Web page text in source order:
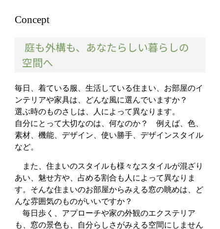
Concept
庭も外構も、あなたらしい暮らしの
空間へ
毎日、着ている服、生活している住まい、お部屋のイ
ンテリアや家具は、どんな風に選んでいますか？
選ぶ時のものさしは、人によって異なります。
自分にとって大切なのは、何なのか？ 例えば、色、
素材、機能、デザイン、使い勝手、デザインスタイル
など。
また、住まいのスタイルも様々なスタイルが混ざり
あい、魅せ方や、占める割合も人によって異なりま
す。そんな住まいのお部屋からみえる窓の眺めは、ど
んな雰囲気のものがいいですか？
毎日歩く、アプローチや家の外観のエクステリア
も、窓の景色も、自分らしさがみえる空間にしません